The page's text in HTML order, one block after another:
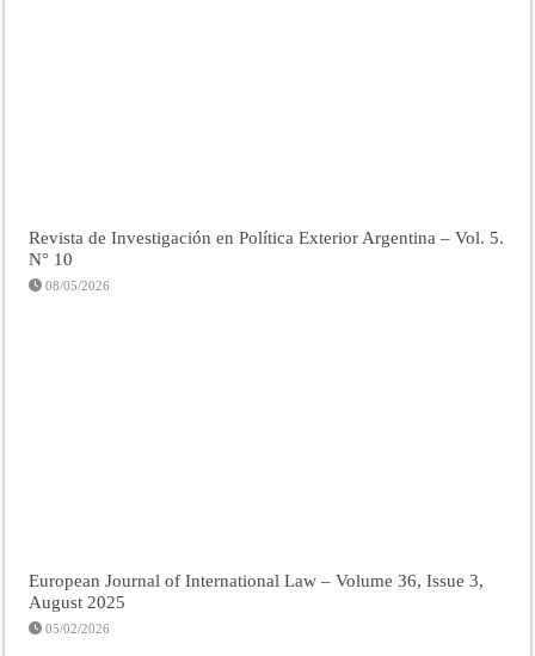
Revista de Investigación en Política Exterior Argentina – Vol. 5.
N° 10
08/05/2026
European Journal of International Law – Volume 36, Issue 3,
August 2025
05/02/2026